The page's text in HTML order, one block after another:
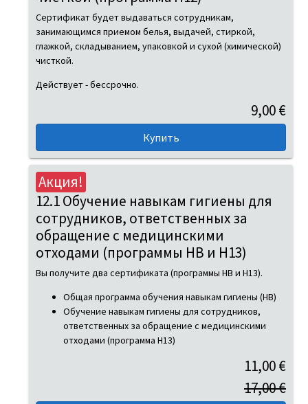
Сертификат будет выдаваться сотрудникам,
занимающимся приемом белья, выдачей, стиркой,
глажкой, складыванием, упаковкой и сухой (химической)
чисткой.
Действует - бессрочно.
9,00 €
Акция!
12.1 Обучение навыкам гигиены для
сотрудников, ответственных за
обращение с медицинскими
отходами (программы HB и H13)
Вы получите два сертификата (программы HB и H13).
Общая программа обучения навыкам гигиены (HB)
Обучение навыкам гигиены для сотрудников,
ответственных за обращение с медицинскими
отходами (программа H13)
11,00 €
17,00 €